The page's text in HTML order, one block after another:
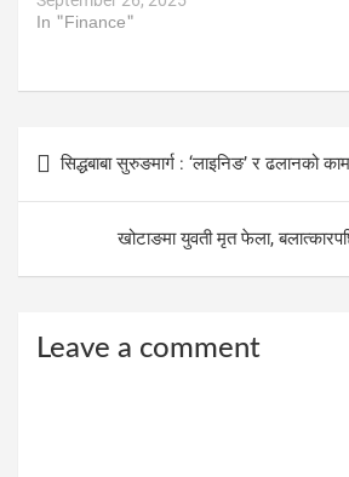
In "Finance"
navigation
सिद्धबाबा सुरुङमार्ग : ‘लाइनिङ’ र ढलानको
खोटाङमा युवती मृत फेला,
Leave a comment